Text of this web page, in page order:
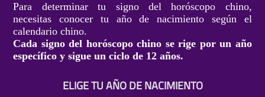
Para determinar tu signo del horóscopo chino,
necesitas conocer tu año de nacimiento según el
calendario chino.
Cada signo del horóscopo chino se rige por un año
específico y sigue un ciclo de 12 años.
ELIGE TU AÑO DE NACIMIENTO